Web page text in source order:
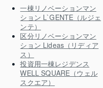
一棟リノベーションマン
ション L`GENTE（ルジェ
ンテ）
区分リノベーションマン
ション Lideas（リディア
ス）
投資用一棟レジデンス
WELL SQUARE（ウェル
スクエア）